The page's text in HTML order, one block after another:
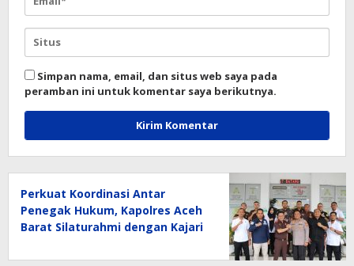
Simpan nama, email, dan situs web saya pada
peramban ini untuk komentar saya berikutnya.
Perkuat Koordinasi Antar
Penegak Hukum, Kapolres Aceh
Barat Silaturahmi dengan Kajari